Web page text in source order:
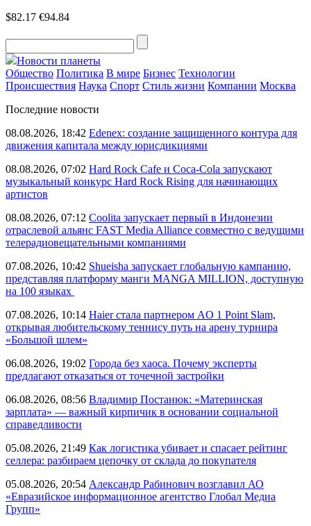
$82.17 €94.84
Новости планеты
Общество Политика В мире Бизнес Технологии
Происшествия Наука Спорт Стиль жизни Компании Москва
Последние новости
08.08.2026, 18:42 Edenex: создание защищенного контура для
движения капитала между юрисдикциями
08.08.2026, 07:02 Hard Rock Cafe и Coca-Cola запускают
музыкальный конкурс Hard Rock Rising для начинающих
артистов
08.08.2026, 07:12 Coolita запускает первый в Индонезии
отраслевой альянс FAST Media Alliance совместно с ведущими
телерадиовещательными компаниями
07.08.2026, 10:42 Shueisha запускает глобальную кампанию,
представляя платформу манги MANGA MILLION, доступную
на 100 языках
07.08.2026, 10:14 Haier стала партнером AO 1 Point Slam,
открывая любительскому теннису путь на арену турнира
«Большой шлем»
06.08.2026, 19:02 Города без хаоса. Почему эксперты
предлагают отказаться от точечной застройки
06.08.2026, 08:56 Владимир Постанюк: «Материнская
зарплата» — важный кирпичик в основании социальной
справедливости
05.08.2026, 21:49 Как логистика убивает и спасает рейтинг
селлера: разбираем цепочку от склада до покупателя
05.08.2026, 20:54 Александр Рабинович возглавил АО
«Евразийское информационное агентство Глобал Медиа
Групп»